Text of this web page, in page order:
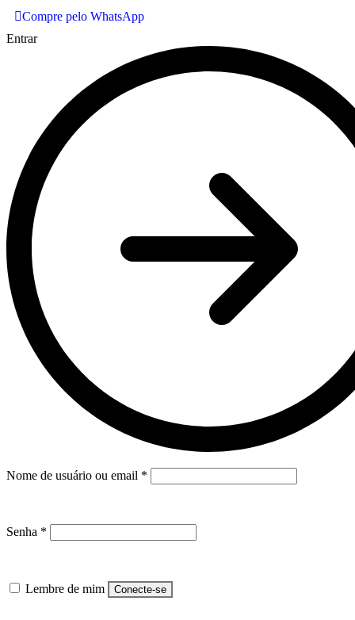
Compre pelo WhatsApp
Entrar
Nome de usuário ou email *
Senha *
Lembre de mim Conecte-se